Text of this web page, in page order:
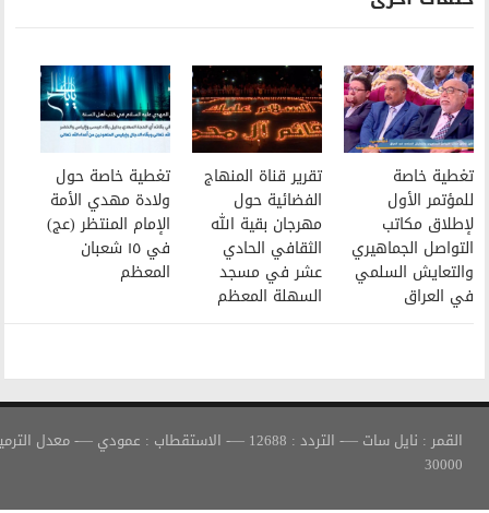
تقرير قناة المنهاج
الفضائية حول
مهرجان بقية الله
الثقافي الحادي
عشر في مسجد
السهلة المعظم
تغطية خاصة حول
ولادة مهدي الأمة
الإمام المنتظر (عج)
في ١٥ شعبان
المعظم
القمر : نايل سات —- التردد : 12688 —- الاستقطاب : عمودي —- معدل الترميز :